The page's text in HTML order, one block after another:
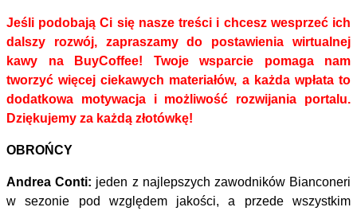
Jeśli podobają Ci się nasze treści i chcesz wesprzeć ich
dalszy rozwój, zapraszamy do postawienia wirtualnej
kawy na BuyCoffee! Twoje wsparcie pomaga nam
tworzyć więcej ciekawych materiałów, a każda wpłata to
dodatkowa motywacja i możliwość rozwijania portalu.
Dziękujemy za każdą złotówkę!
OBROŃCY
Andrea Conti: jeden z najlepszych zawodników Bianconeri
w sezonie pod względem jakości, a przede wszystkim